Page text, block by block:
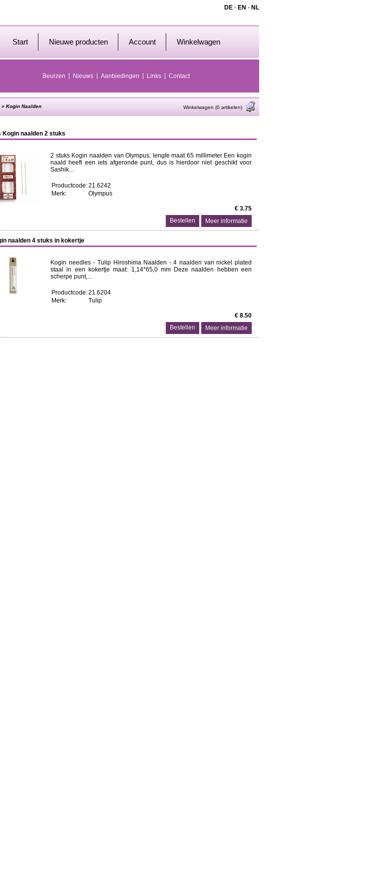
DE - EN - NL
Start Nieuwe producten Account Winkelwagen
Beurzen Nieuws Aanbiedingen Links Contact
» Kogin Naalden Winkelwagen (0 artikelen)
Kogin naalden 2 stuks
2 stuks Kogin naalden van Olympus; lengte maat 65 millimeter Een kogin
naald heeft een iets afgeronde punt, dus is hierdoor niet geschikt voor
Sashik...
Productcode:21.6242
Merk:
Olympus
€ 3.75
Meer informatie
naalden 4 stuks in kokertje
Kogin needles - Tulip Hiroshima Naalden - 4 naalden van nickel plated
staal in een kokertje maat: 1,14*65,0 mm Deze naalden hebben een
scherpe punt,...
Productcode:21.6204
Merk:
Tulip
€ 8.50
Meer informatie